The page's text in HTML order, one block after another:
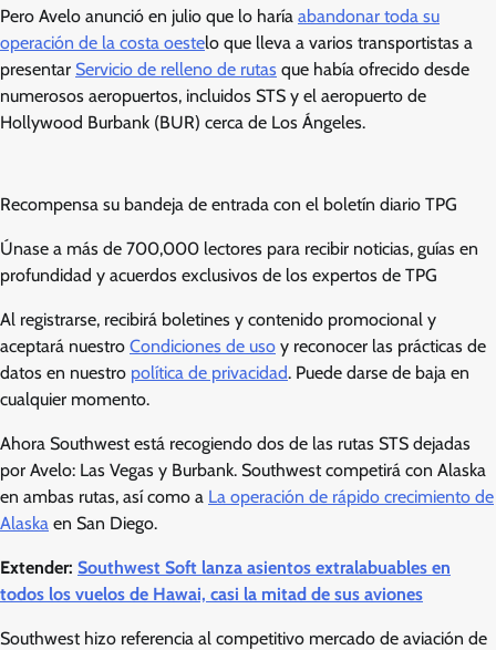
Pero Avelo anunció en julio que lo haría abandonar toda su
operación de la costa oestelo que lleva a varios transportistas a
presentar Servicio de relleno de rutas que había ofrecido desde
numerosos aeropuertos, incluidos STS y el aeropuerto de
Hollywood Burbank (BUR) cerca de Los Ángeles.
Recompensa su bandeja de entrada con el boletín diario TPG
Únase a más de 700,000 lectores para recibir noticias, guías en
profundidad y acuerdos exclusivos de los expertos de TPG
Al registrarse, recibirá boletines y contenido promocional y
aceptará nuestro Condiciones de uso y reconocer las prácticas de
datos en nuestro política de privacidad. Puede darse de baja en
cualquier momento.
Ahora Southwest está recogiendo dos de las rutas STS dejadas
por Avelo: Las Vegas y Burbank. Southwest competirá con Alaska
en ambas rutas, así como a La operación de rápido crecimiento de
Alaska en San Diego.
Extender: Southwest Soft lanza asientos extralabuables en
todos los vuelos de Hawai, casi la mitad de sus aviones
Southwest hizo referencia al competitivo mercado de aviación de